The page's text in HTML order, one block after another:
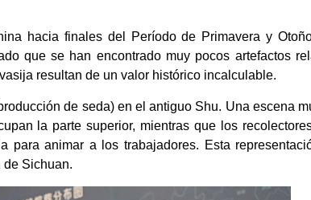
hacia finales del Período de Primavera y
que se han encontrado muy pocos artefactos
resultan de un valor histórico incalculable.
de seda) en el antiguo Shu. Una escena
la parte superior, mientras que los
para animar a los trabajadores. Esta
de Sichuan.